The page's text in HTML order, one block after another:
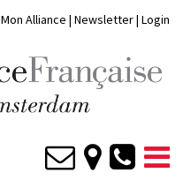
Mon Alliance | Newsletter| Login